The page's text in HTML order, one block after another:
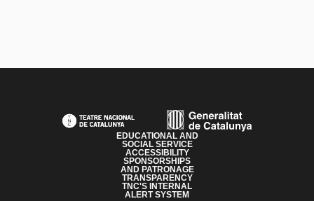
EDUCATIONAL AND
SOCIAL SERVICE
ACCESSIBILITY
SPONSORSHIPS
AND PATRONAGE
TRANSPARENCY
TNC'S INTERNAL
ALERT SYSTEM